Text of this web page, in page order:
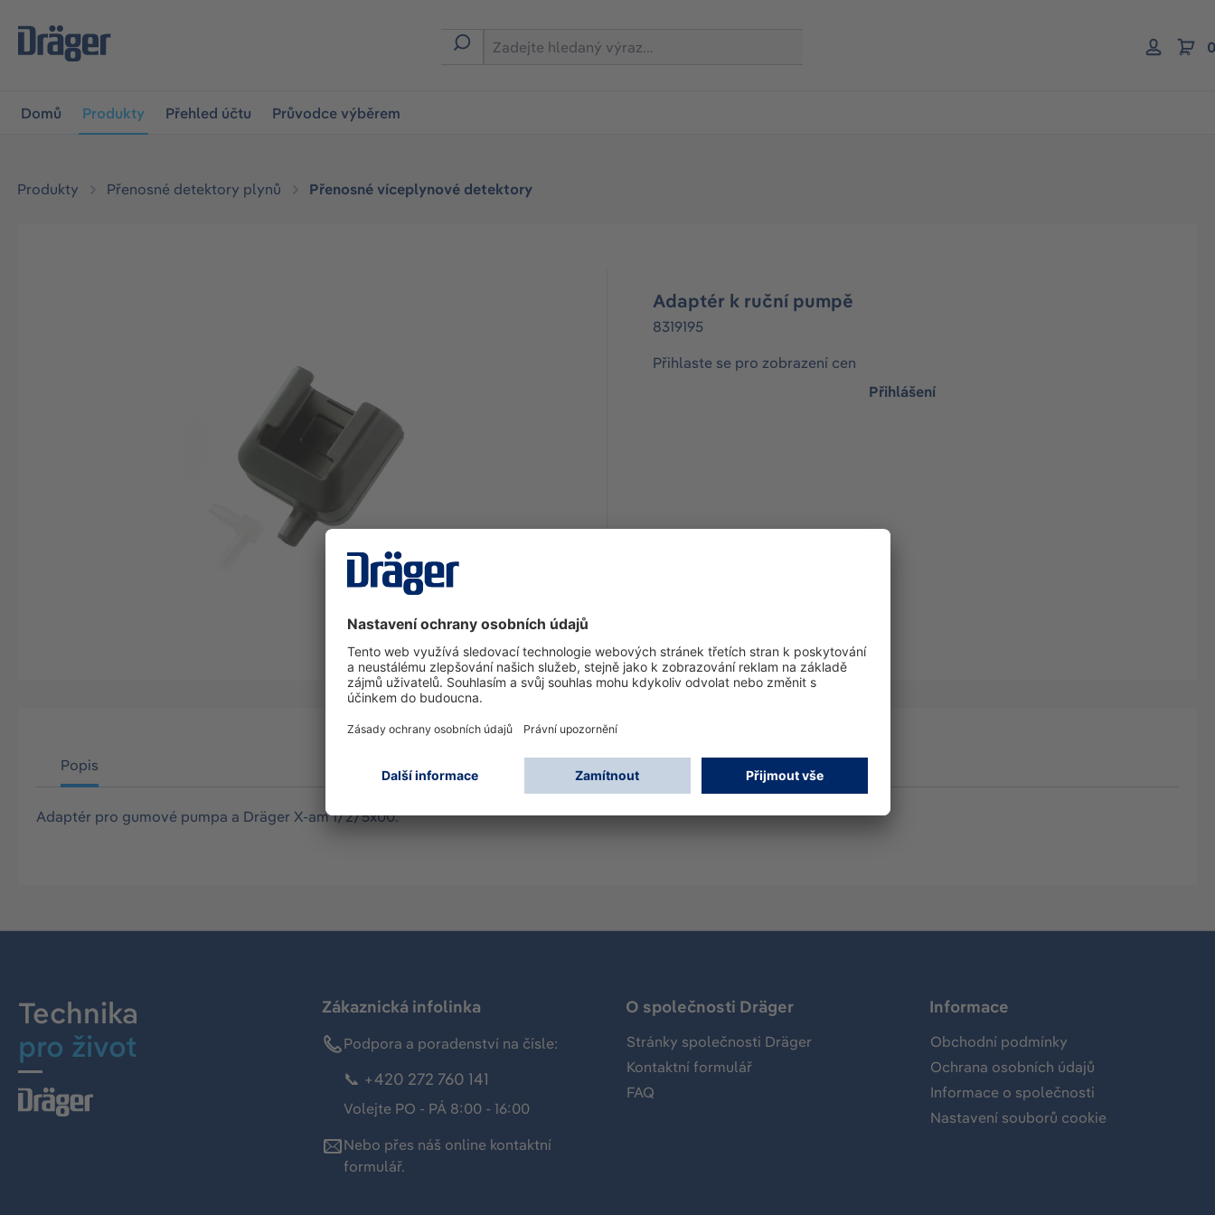
na hlavní navigaci
Domů Produkty Přehled účtu Průvodce výběrem
Produkty Přenosné detektory plynů Přenosné víceplynové detektory
Adaptér k ruční pumpě
8319195
Přihlaste se pro zobrazení cen
Přihlášení
Popis
Adaptér pro gumové pumpa a Dräger X-am 1/2/5x00.
Technika
pro život
Zákaznická infolinka
Podpora a poradenství na čísle:
📞 +420 272 760 141
Volejte PO - PÁ 8:00 - 16:00
Nebo přes náš online kontaktní
formulář.
O společnosti Dräger
Stránky společnosti Dräger
Kontaktní formulář
FAQ
Informace
Obchodní podmínky
Ochrana osobních údajů
Informace o společnosti
Nastavení souborů cookie